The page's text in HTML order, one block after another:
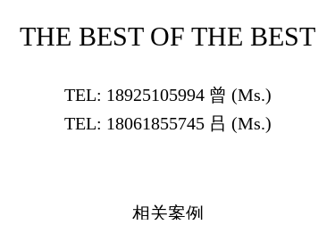
THE BEST OF THE BEST
TEL: 18925105994 曾 (Ms.)
TEL: 18061855745 吕 (Ms.)
相关案例